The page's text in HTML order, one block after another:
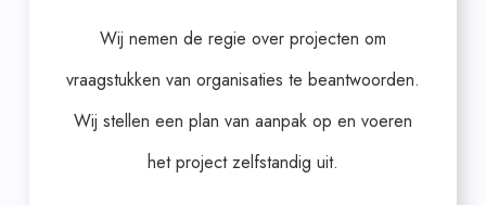
Wij nemen de regie over projecten om
vraagstukken van organisaties te beantwoorden.
Wij stellen een plan van aanpak op en voeren
het project zelfstandig uit.